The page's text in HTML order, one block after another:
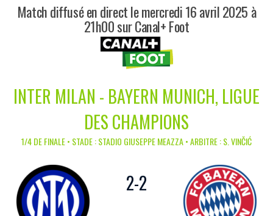
Match diffusé en direct le mercredi 16 avril 2025 à
21h00 sur Canal+ Foot
INTER MILAN - BAYERN MUNICH, LIGUE
DES CHAMPIONS
1/4 DE FINALE • STADE : STADIO GIUSEPPE MEAZZA • ARBITRE : S. VINČIĆ
2-2